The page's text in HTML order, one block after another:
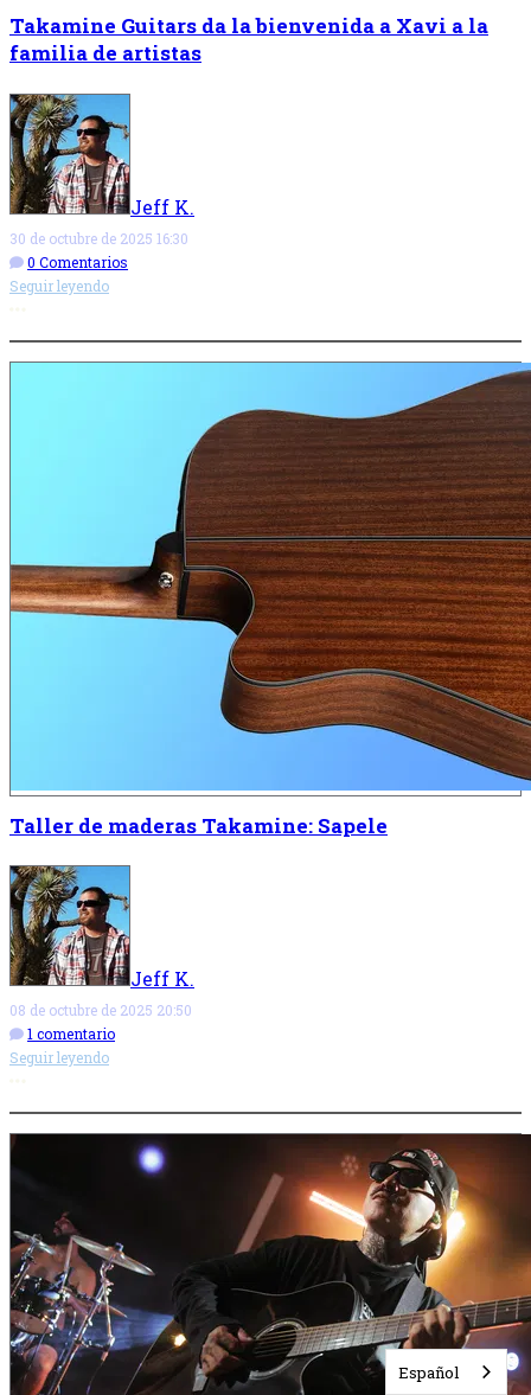
Takamine Guitars da la bienvenida a Xavi a la
familia de artistas
Jeff K.
30 de octubre de 2025 16:30
0 Comentarios
Seguir leyendo
Taller de maderas Takamine: Sapele
Jeff K.
08 de octubre de 2025 20:50
1 comentario
Seguir leyendo
Español